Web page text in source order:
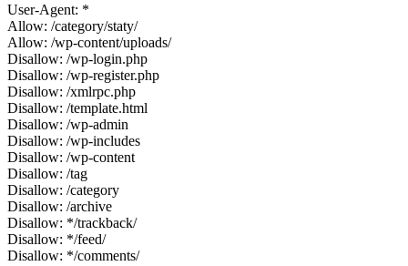
User-Agent: *
Allow: /category/staty/
Allow: /wp-content/uploads/
Disallow: /wp-login.php
Disallow: /wp-register.php
Disallow: /xmlrpc.php
Disallow: /template.html
Disallow: /wp-admin
Disallow: /wp-includes
Disallow: /wp-content
Disallow: /tag
Disallow: /category
Disallow: /archive
Disallow: */trackback/
Disallow: */feed/
Disallow: */comments/